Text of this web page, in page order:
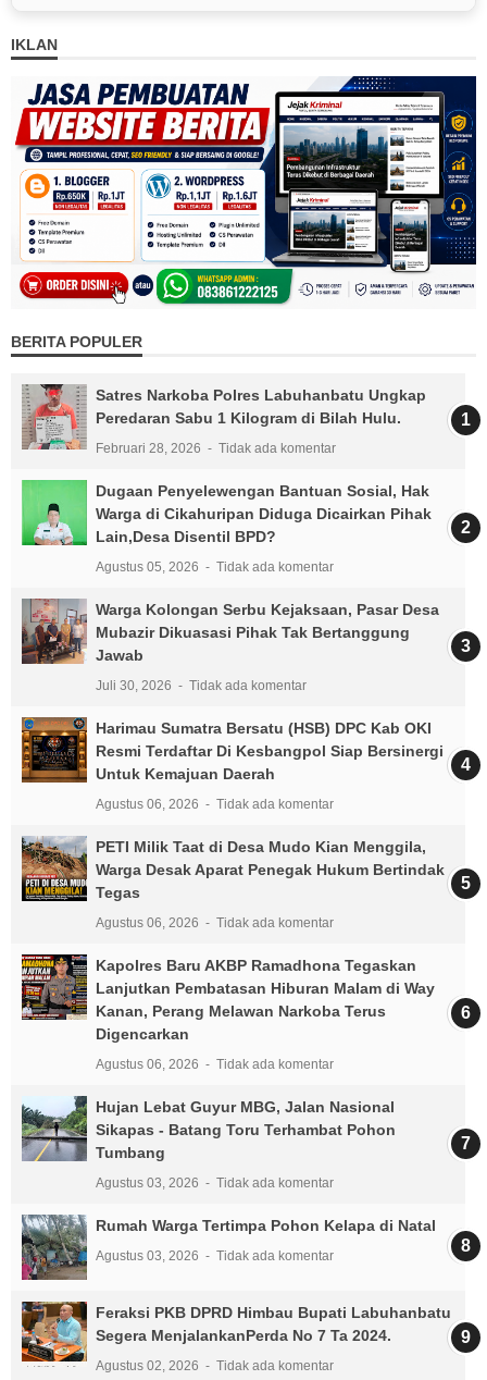
IKLAN
BERITA POPULER
Satres Narkoba Polres Labuhanbatu Ungkap
Peredaran Sabu 1 Kilogram di Bilah Hulu.
Februari 28, 2026 Tidak ada komentar
Dugaan Penyelewengan Bantuan Sosial, Hak
Warga di Cikahuripan Diduga Dicairkan Pihak
Lain,Desa Disentil BPD?
Agustus 05, 2026 Tidak ada komentar
Warga Kolongan Serbu Kejaksaan, Pasar Desa
Mubazir Dikuasasi Pihak Tak Bertanggung
Jawab
Juli 30, 2026 Tidak ada komentar
Harimau Sumatra Bersatu (HSB) DPC Kab OKI
Resmi Terdaftar Di Kesbangpol Siap Bersinergi
Untuk Kemajuan Daerah
Agustus 06, 2026 Tidak ada komentar
PETI Milik Taat di Desa Mudo Kian Menggila,
Warga Desak Aparat Penegak Hukum Bertindak
Tegas
Agustus 06, 2026 Tidak ada komentar
Kapolres Baru AKBP Ramadhona Tegaskan
Lanjutkan Pembatasan Hiburan Malam di Way
Kanan, Perang Melawan Narkoba Terus
Digencarkan
Agustus 06, 2026 Tidak ada komentar
Hujan Lebat Guyur MBG, Jalan Nasional
Sikapas - Batang Toru Terhambat Pohon
Tumbang
Agustus 03, 2026 Tidak ada komentar
Rumah Warga Tertimpa Pohon Kelapa di Natal
Agustus 03, 2026 Tidak ada komentar
Feraksi PKB DPRD Himbau Bupati Labuhanbatu
Segera MenjalankanPerda No 7 Ta 2024.
Agustus 02, 2026 Tidak ada komentar